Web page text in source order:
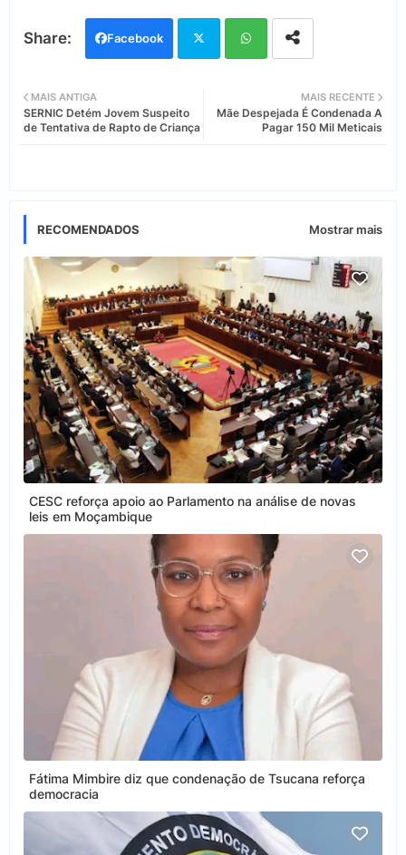
Facebook
tter ats
MAIS RECENTE
Mãe Despejada É Condenada A
Pagar 150 Mil Meticais
MAIS ANTIGA
SERNIC Detém Jovem Suspeito
de Tentativa de Rapto de Criança
RECOMENDADOS Mostrar mais
CESC reforça apoio ao Parlamento na análise de novas
leis em Moçambique
Fátima Mimbire diz que condenação de Tsucana reforça
democracia